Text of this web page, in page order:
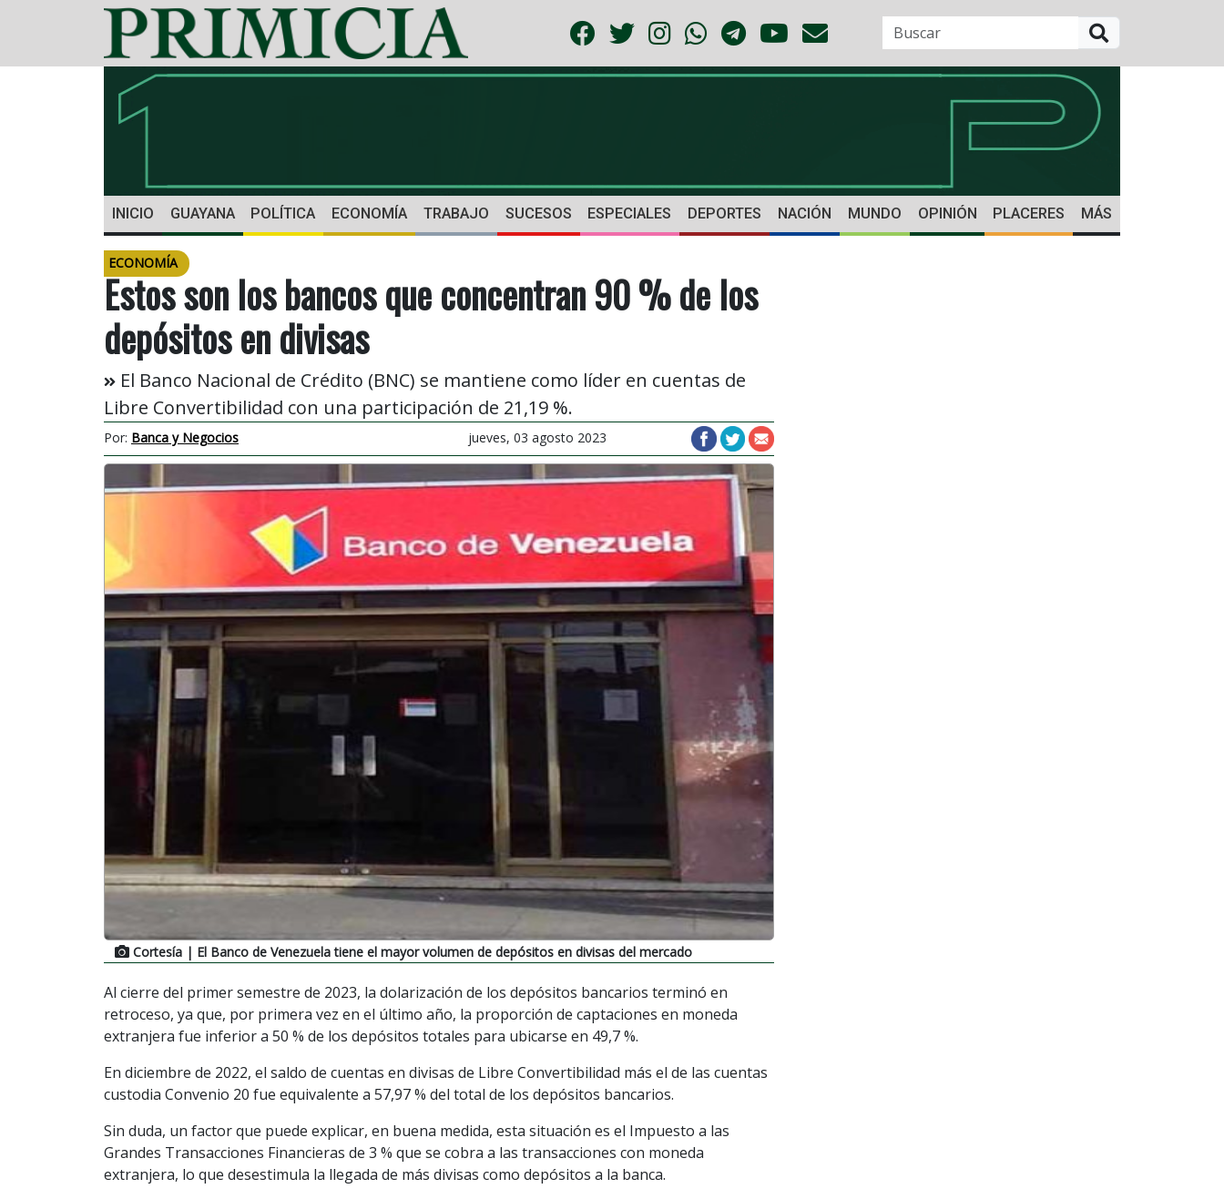
INICIO GUAYANA POLÍTICA ECONOMÍA TRABAJO SUCESOS ESPECIALES DEPORTES NACIÓN MUNDO OPINIÓN PLACERES MÁS
ECONOMÍA
Estos son los bancos que concentran 90 % de los
depósitos en divisas
El Banco Nacional de Crédito (BNC) se mantiene como líder en cuentas de
Libre Convertibilidad con una participación de 21,19 %.
Por: Banca y Negocios jueves, 03 agosto 2023
Cortesía | El Banco de Venezuela tiene el mayor volumen de depósitos en divisas del mercado
Al cierre del primer semestre de 2023, la dolarización de los depósitos bancarios terminó en
retroceso, ya que, por primera vez en el último año, la proporción de captaciones en moneda
extranjera fue inferior a 50 % de los depósitos totales para ubicarse en 49,7 %.
En diciembre de 2022, el saldo de cuentas en divisas de Libre Convertibilidad más el de las cuentas
custodia Convenio 20 fue equivalente a 57,97 % del total de los depósitos bancarios.
Sin duda, un factor que puede explicar, en buena medida, esta situación es el Impuesto a las
Grandes Transacciones Financieras de 3 % que se cobra a las transacciones con moneda
extranjera, lo que desestimula la llegada de más divisas como depósitos a la banca.